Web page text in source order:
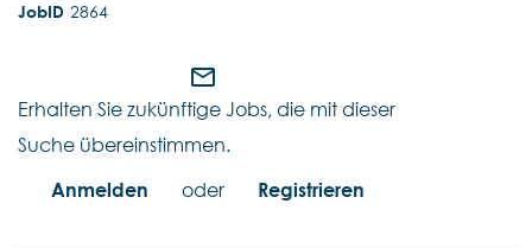
2864
mail_outline
Erhalten Sie zukünftige Jobs, die mit dieser
Suche übereinstimmen.
Anmelden
oder Registrieren